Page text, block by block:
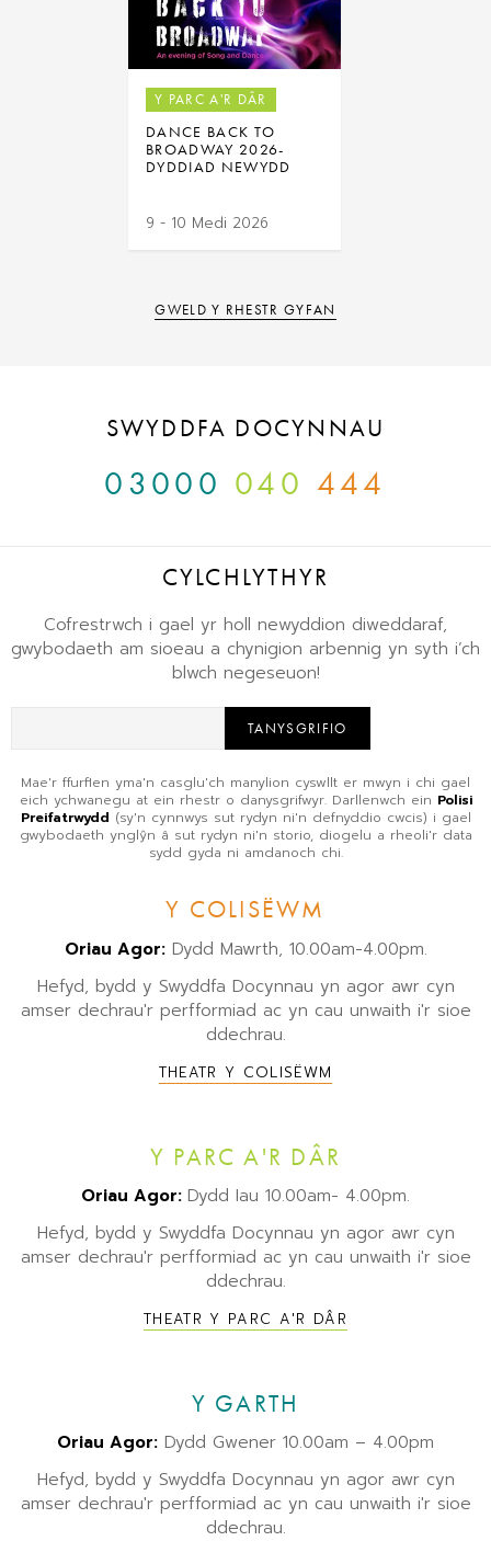
Y PARC A'R DÂR
DANCE BACK TO
BROADWAY 2026-
DYDDIAD NEWYDD
9 - 10 Medi 2026
GWELD Y RHESTR GYFAN
SWYDDFA DOCYNNAU
03000 040 444
CYLCHLYTHYR
Cofrestrwch i gael yr holl newyddion diweddaraf,
gwybodaeth am sioeau a chynigion arbennig yn syth i’ch
blwch negeseuon!
TANYSGRIFIO
Mae'r ffurflen yma'n casglu'ch manylion cyswllt er mwyn i chi gael
eich ychwanegu at ein rhestr o danysgrifwyr. Darllenwch ein Polisi
Preifatrwydd (sy'n cynnwys sut rydyn ni'n defnyddio cwcis) i gael
gwybodaeth ynglŷn â sut rydyn ni'n storio, diogelu a rheoli'r data
sydd gyda ni amdanoch chi.
Y COLISËWM
Oriau Agor:Dydd Mawrth, 10.00am-4.00pm.
Hefyd, bydd y Swyddfa Docynnau yn agor awr cyn
amser dechrau'r perfformiad ac yn cau unwaith i'r sioe
ddechrau.
THEATR Y COLISËWM
Y PARC A'R DÂR
Oriau Agor: Dydd Iau 10.00am- 4.00pm.
Hefyd, bydd y Swyddfa Docynnau yn agor awr cyn
amser dechrau'r perfformiad ac yn cau unwaith i'r sioe
ddechrau.
THEATR Y PARC A'R DÂR
Y GARTH
Oriau Agor: Dydd Gwener 10.00am – 4.00pm
Hefyd, bydd y Swyddfa Docynnau yn agor awr cyn
amser dechrau'r perfformiad ac yn cau unwaith i'r sioe
ddechrau.